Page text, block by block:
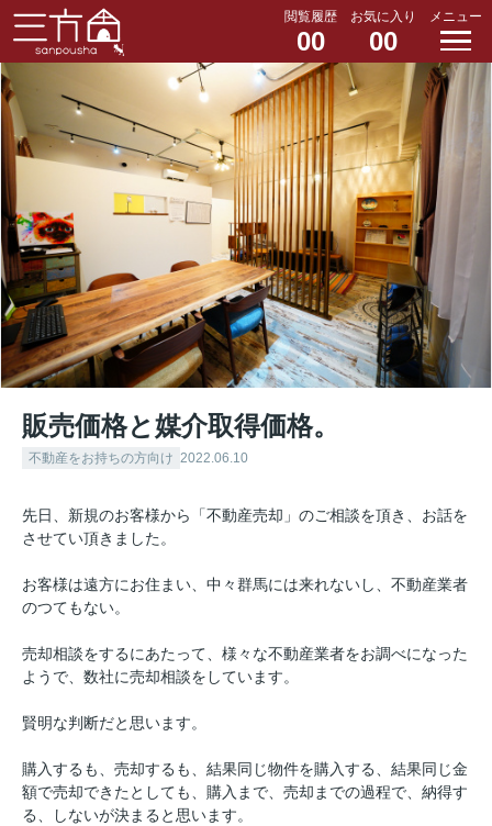
閲覧履歴
00
お気に入り
00
メニュー
販売価格と媒介取得価格。
不動産をお持ちの方向け 2022.06.10
先日、新規のお客様から「不動産売却」のご相談を頂き、お話を
させてい頂きました。
お客様は遠方にお住まい、中々群馬には来れないし、不動産業者
のつてもない。
売却相談をするにあたって、様々な不動産業者をお調べになった
ようで、数社に売却相談をしています。
賢明な判断だと思います。
購入するも、売却するも、結果同じ物件を購入する、結果同じ金
額で売却できたとしても、購入まで、売却までの過程で、納得す
る、しないが決まると思います。